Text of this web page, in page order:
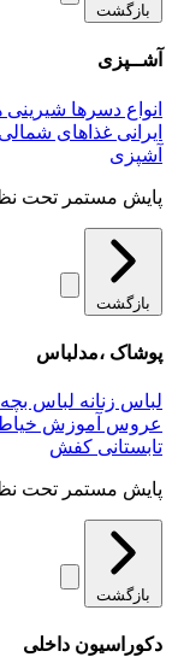
بازگشت
آشــپزی
انواع دسرها شیرینی
ایرانی غذاهای شمالی
آشپزی
پایش مستمر تحت
بازگشت
پوشاک ،مدلباس
لباس زنانه لباس بچه
عروس آموزش
تابستانی کفش
پایش مستمر تحت
بازگشت
دکوراسیون داخلی